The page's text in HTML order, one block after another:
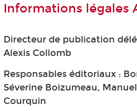
Informations légales
Directeur de publication
Alexis Collomb
Responsables éditoriaux :
Séverine Boizumeau,
Courquin